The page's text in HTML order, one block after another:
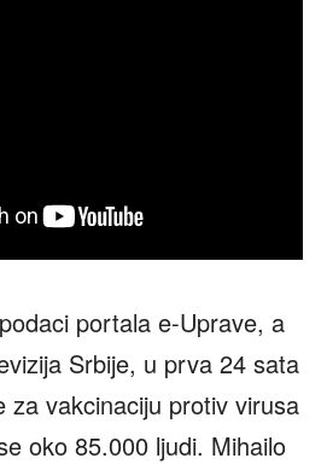
portala e-Uprave, a
Srbije, u prva 24 sata
za vakcinaciju protiv virusa
oko 85.000 ljudi. Mihailo